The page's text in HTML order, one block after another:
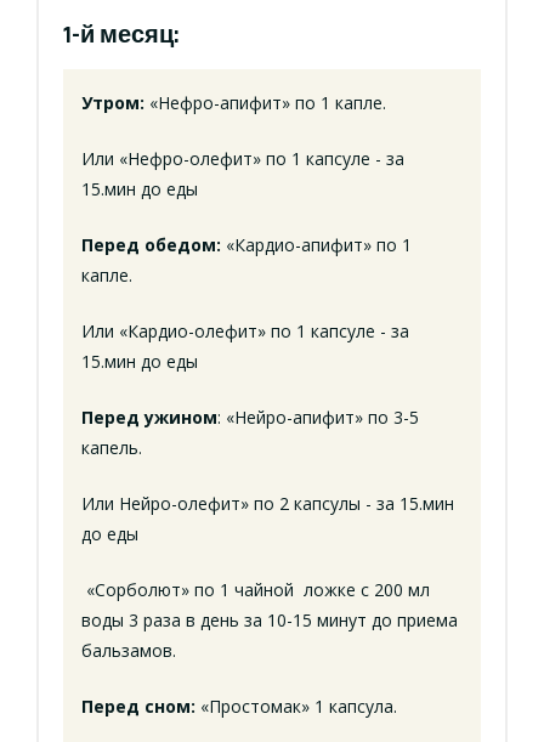
1-й месяц:
Утром: «Нефро-апифит» по 1 капле.
Или «Нефро-олефит» по 1 капсуле - за
15.мин до еды
Перед обедом: «Кардио-апифит» по 1
капле.
Или «Кардио-олефит» по 1 капсуле - за
15.мин до еды
Перед ужином: «Нейро-апифит» по 3-5
капель.
Или Нейро-олефит» по 2 капсулы - за 15.мин
до еды
«Сорболют» по 1 чайной ложке с 200 мл
воды 3 раза в день за 10-15 минут до приема
бальзамов.
Перед сном: «Простомак» 1 капсула.